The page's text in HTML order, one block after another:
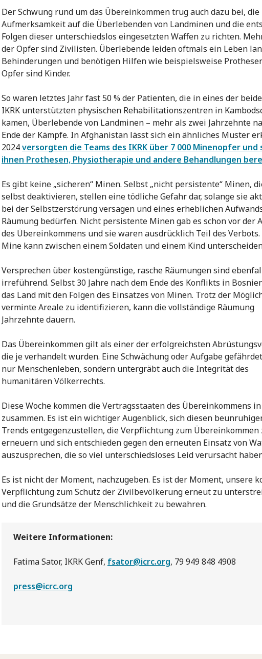
Der Schwung rund um das Übereinkommen trug auch dazu bei, die
Aufmerksamkeit auf die Überlebenden von Landminen und die
Folgen dieser unterschiedslos eingesetzten Waffen zu richten.
der Opfer sind Zivilisten. Überlebende leiden oftmals ein Leben
Behinderungen und benötigen Hilfen wie beispielsweise
Opfer sind Kinder.
So waren letztes Jahr fast 50 % der Patienten, die in eines der
IKRK unterstützten physischen Rehabilitationszentren in
kamen, Überlebende von Landminen – mehr als zwei Jahrzehnte
Ende der Kämpfe. In Afghanistan lässt sich ein ähnliches Muster
2024versorgten die Teams des IKRK über 7 000 Minenopfer
ihnen Prothesen, Physiotherapie und andere Behandlungen
Es gibt keine „sicheren“ Minen. Selbst „nicht persistente“ Minen,
selbst deaktivieren, stellen eine tödliche Gefahr dar, solange sie
bei der Selbstzerstörung versagen und eines erheblichen
Räumung bedürfen. Nicht persistente Minen gab es schon vor der
des Übereinkommens und sie waren ausdrücklich Teil des Verbots.
Mine kann zwischen einem Soldaten und einem Kind
Versprechen über kostengünstige, rasche Räumungen sind
irreführend. Selbst 30 Jahre nach dem Ende des Konflikts in
das Land mit den Folgen des Einsatzes von Minen. Trotz der
verminte Areale zu identifizieren, kann die vollständige Räumung
Jahrzehnte dauern.
Das Übereinkommen gilt als einer der erfolgreichsten
die je verhandelt wurden. Eine Schwächung oder Aufgabe
nur Menschenleben, sondern untergräbt auch die Integrität des
humanitären Völkerrechts.
Diese Woche kommen die Vertragsstaaten des Übereinkommens
zusammen. Es ist ein wichtiger Augenblick, sich diesen
Trends entgegenzustellen, die Verpflichtung zum Übereinkommen
erneuern und sich entschieden gegen den erneuten Einsatz von
auszusprechen, die so viel unterschiedsloses Leid verursacht
Es ist nicht der Moment, nachzugeben. Es ist der Moment, unsere
Verpflichtung zum Schutz der Zivilbevölkerung erneut zu
und die Grundsätze der Menschlichkeit zu bewahren.
Weitere Informationen:
Fatima Sator, IKRK Genf, fsator@icrc.org, 79 949 848 4908
press@icrc.org